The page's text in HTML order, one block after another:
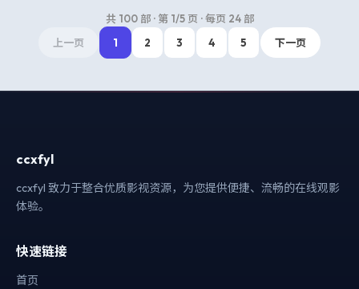
共 100部 · 第 1/5页 · 每页 24部
上一页
1 2 3 4 5 下一页
ccxfyl
ccxfyl 致力于整合优质影视资源，为您提供便捷、流畅的在线观影
体验。
快速链接
首页